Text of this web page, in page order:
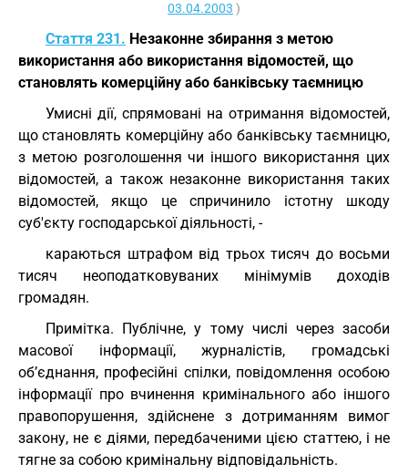
03.04.2003 )
Стаття 231. Незаконне збирання з метою
використання або використання відомостей, що
становлять комерційну або банківську таємницю
Умисні дії, спрямовані на отримання відомостей,
що становлять комерційну або банківську таємницю,
з метою розголошення чи іншого використання цих
відомостей, а також незаконне використання таких
відомостей, якщо це спричинило істотну шкоду
суб'єкту господарської діяльності, -
караються штрафом від трьох тисяч до восьми
тисяч неоподатковуваних мінімумів доходів
громадян.
Примітка. Публічне, у тому числі через засоби
масової інформації, журналістів, громадські
об’єднання, професійні спілки, повідомлення особою
інформації про вчинення кримінального або іншого
правопорушення, здійснене з дотриманням вимог
закону, не є діями, передбаченими цією статтею, і не
тягне за собою кримінальну відповідальність.